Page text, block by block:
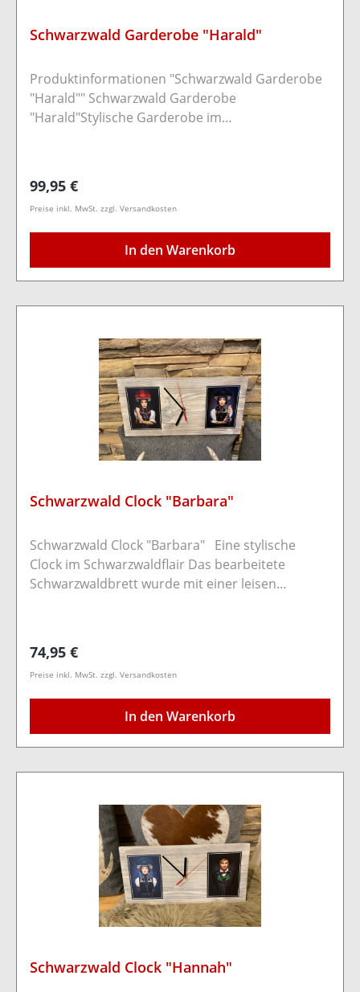
Schwarzwald Garderobe "Harald"
Produktinformationen "Schwarzwald Garderobe
"Harald"" Schwarzwald Garderobe
"Harald"Stylische Garderobe im
Schriftzug.Durch zwei Befestigungen auf der
Rückseite kann die Garderobe mit Schrauben an
der Wand befestigt werden.Nur für Innenräume
geeignetHolzart: KiefernholzFarbe: HellMaße:
Länge 80cm Breite 30cm Stärke
Regulärer Preis:
99,95 €
Preise inkl. MwSt. zzgl. Versandkosten
In den Warenkorb
Schwarzwald Clock "Barbara"
Schwarzwald Clock "Barbara" Eine stylische
Clock im Schwarzwaldflair Das bearbeitete
Schwarzwaldbrett wurde mit einer leisen
Wand befestigt werden. Nur für Innenräume
geeignet Holzart: Kiefernholz Farbe: Hell Maße:
Höhe 20cm Breite 40cm Stärke 1,8cm
Regulärer Preis:
74,95 €
Preise inkl. MwSt. zzgl. Versandkosten
In den Warenkorb
Schwarzwald Clock "Hannah"